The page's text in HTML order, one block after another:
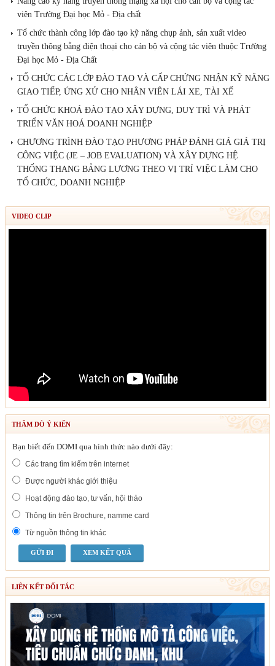
viên Trường Đại học Mỏ - Địa chất
Tổ chức thành công lớp đào tạo kỹ năng chụp ảnh, sản xuất video
truyền thông bằng điện thoại cho cán bộ và cộng tác viên thuộc Trường
Đại học Mỏ - Địa Chất
TỔ CHỨC CÁC LỚP ĐÀO TẠO VÀ CẤP CHỨNG NHẬN KỸ NĂNG
GIAO TIẾP, ỨNG XỬ CHO NHÂN VIÊN LÁI XE, TÀI XẾ
TỔ CHỨC KHOÁ ĐÀO TẠO XÂY DỰNG, DUY TRÌ VÀ PHÁT
TRIỂN VĂN HOÁ DOANH NGHIỆP
CHƯƠNG TRÌNH ĐÀO TẠO PHƯƠNG PHÁP ĐÁNH GIÁ GIÁ TRỊ
CÔNG VIỆC (JE – JOB EVALUATION) VÀ XÂY DỰNG HỆ
THỐNG THANG BẢNG LƯƠNG THEO VỊ TRÍ VIỆC LÀM CHO
TỔ CHỨC, DOANH NGHIỆP
VIDEO CLIP
THĂM DÒ Ý KIẾN
Bạn biết đến DOMI qua hình thức nào dưới đây:
Các trang tìm kiếm trên internet
Được người khác giới thiệu
Hoạt động đào tạo, tư vấn, hội thảo
Thông tin trên Brochure, namme card
Từ nguồn thông tin khác
XEM KẾT QUẢ
LIÊN KẾT ĐỐI TÁC